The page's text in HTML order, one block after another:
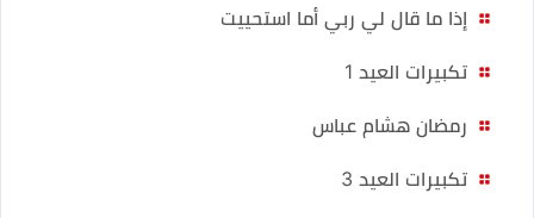
إذا ما قال لي ربي أما استحييت
تكبيرات العيد 1
رمضان هشام عباس
تكبيرات العيد 3